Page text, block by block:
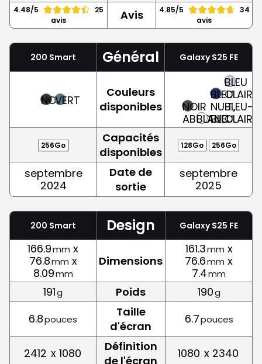
4.48/5
25
avis
Avis 4.85/5
34
avis
200 Smart Général Galaxy S25 FE
NOIRVERT
Couleurs
disponibles
NOIR
ABSOLU
BLANC
BLEU
NUIT,
BLEU
BLEU
CLAIR,
BLEU-
CLAIR
256Go
Capacités
disponibles
128Go 256Go
septembre
2024
Date de
sortie
septembre
2025
200 Smart Design Galaxy S25 FE
166.9mm x
76.8mm x
8.09mm
Dimensions
161.3mm x
76.6mm x
7.4mm
191g Poids 190g
6.8pouces
Taille
d'écran
6.7pouces
2412 x 1080
Définition
de l'écran
1080 x 2340